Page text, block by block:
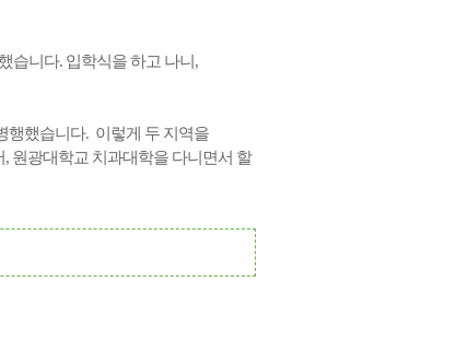
습니다. 입학식을 하고 나니,
행했습니다. 이렇게 두 지역을
, 원광대학교 치과대학을 다니면서 할